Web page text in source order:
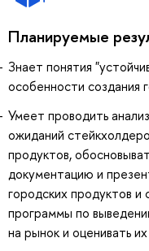
Планируемые
Знает понятия
особенности создания
Умеет проводить
ожиданий
продуктов,
документацию и
городских продуктов и
программы по
на рынок и оценивать